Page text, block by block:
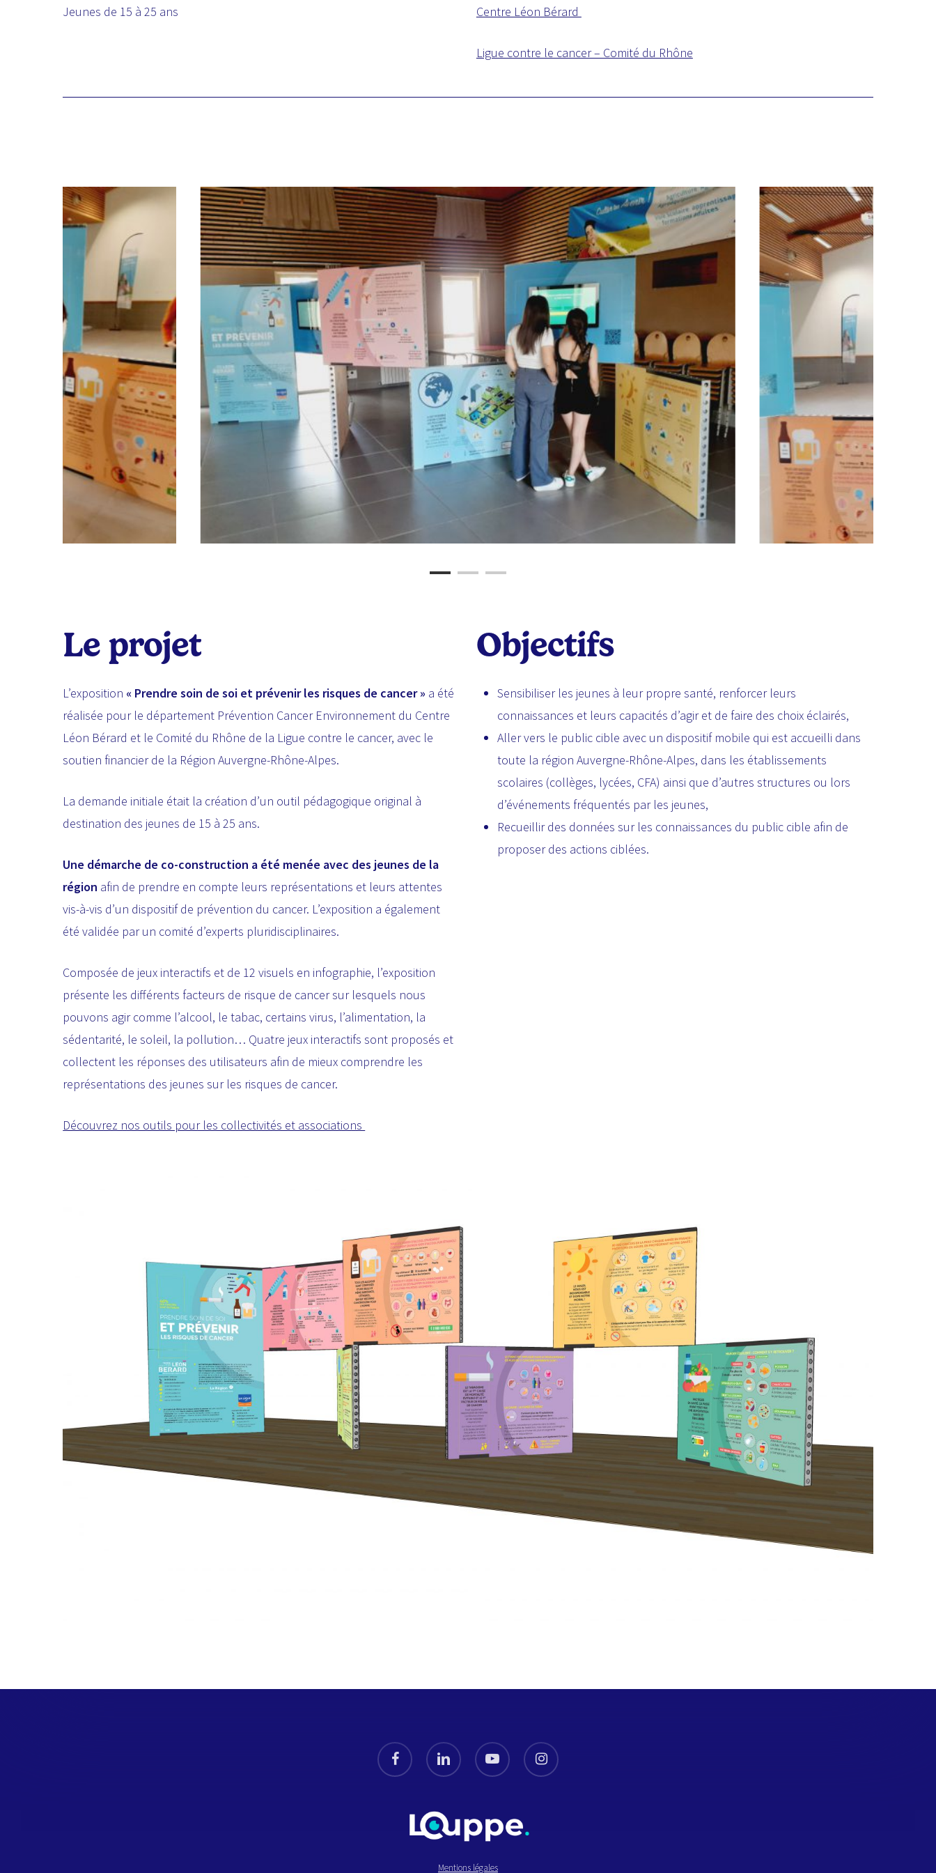
Jeunes de 15 à 25 ans Centre Léon Bérard
Ligue contre le cancer – Comité du Rhône
Le projet
L’exposition « Prendre soin de soi et prévenir les risques de cancer » a été
réalisée pour le département Prévention Cancer Environnement du Centre
Léon Bérard et le Comité du Rhône de la Ligue contre le cancer, avec le
soutien financier de la Région Auvergne-Rhône-Alpes.
La demande initiale était la création d’un outil pédagogique original à
destination des jeunes de 15 à 25 ans.
Une démarche de co-construction a été menée avec des jeunes de la
région afin de prendre en compte leurs représentations et leurs attentes
vis-à-vis d’un dispositif de prévention du cancer. L’exposition a également
été validée par un comité d’experts pluridisciplinaires.
Composée de jeux interactifs et de 12 visuels en infographie, l’exposition
présente les différents facteurs de risque de cancer sur lesquels nous
pouvons agir comme l’alcool, le tabac, certains virus, l’alimentation, la
sédentarité, le soleil, la pollution… Quatre jeux interactifs sont proposés et
collectent les réponses des utilisateurs afin de mieux comprendre les
représentations des jeunes sur les risques de cancer.
Découvrez nos outils pour les collectivités et associations
Objectifs
Sensibiliser les jeunes à leur propre santé, renforcer leurs
connaissances et leurs capacités d’agir et de faire des choix éclairés,
Aller vers le public cible avec un dispositif mobile qui est accueilli dans
toute la région Auvergne-Rhône-Alpes, dans les établissements
scolaires (collèges, lycées, CFA) ainsi que d’autres structures ou lors
d’événements fréquentés par les jeunes,
Recueillir des données sur les connaissances du public cible afin de
proposer des actions ciblées.
facebook linkedin youtube instagram
Mentions légales